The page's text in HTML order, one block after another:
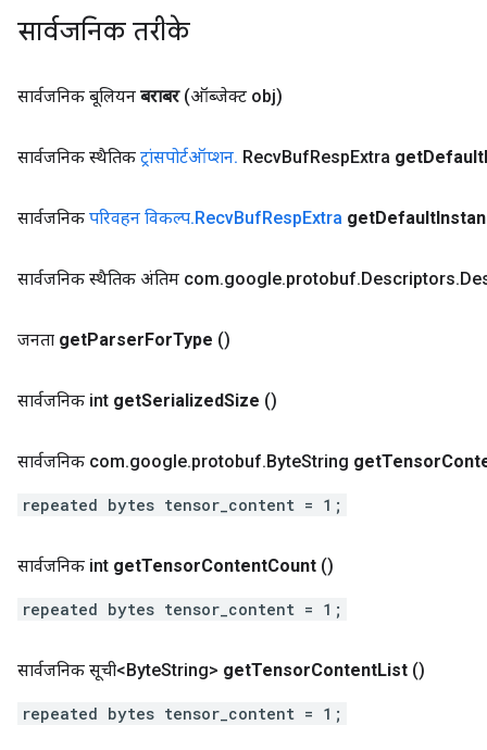
सार्वजनिक तरीके
सार्वजनिक बूलियन बराबर (ऑब्जेक्ट obj)
सार्वजनिक स्थैतिक ट्रांसपोर्टऑप्शन. RecvBufRespExtra getDefault
सार्वजनिक परिवहन विकल्प.RecvBufRespExtra getDefault
सार्वजनिक स्थैतिक अंतिम com.google.protobuf.Descriptors.
जनता getParserForType ()
सार्वजनिक int getSerializedSize ()
सार्वजनिक com.google.protobuf.ByteString getTensor
repeated bytes tensor_content = 1;
सार्वजनिक int getTensorContentCount ()
repeated bytes tensor_content = 1;
सार्वजनिक सूची<ByteString> getTensorContentList ()
repeated bytes tensor_content = 1;